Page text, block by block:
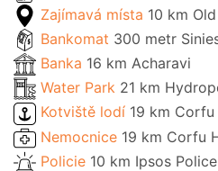
Zajímavá místa 10 km
Bankomat 300 metr
Banka 16 km Acharavi
Water Park 21 km
Kotviště lodí 19 km Corfu
Nemocnice 19 km Corfu
Policie 10 km Ipsos